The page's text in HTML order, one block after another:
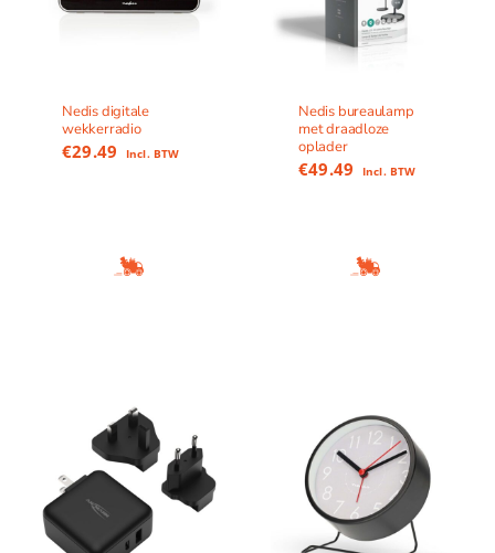
Nedis digitale
wekkerradio
€29.49 Incl. BTW
Nedis bureaulamp
met draadloze
oplader
€49.49 Incl. BTW